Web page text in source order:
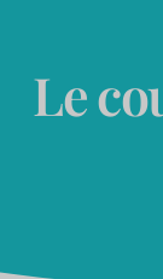
Le